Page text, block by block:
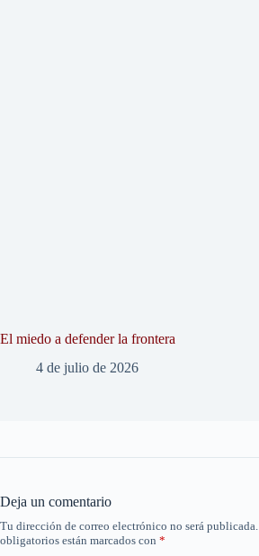
El miedo a defender la frontera
4 de julio de 2026
Deja un comentario
Tu dirección de correo electrónico no será publicada.
obligatorios están marcados con *